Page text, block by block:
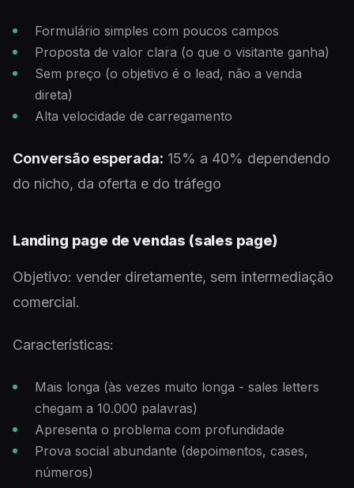
Formulário simples com poucos campos
Proposta de valor clara (o que o visitante ganha)
Sem preço (o objetivo é o lead, não a venda
direta)
Alta velocidade de carregamento
Conversão esperada: 15% a 40% dependendo
do nicho, da oferta e do tráfego
Landing page de vendas (sales page)
Objetivo: vender diretamente, sem intermediação
comercial.
Características:
Mais longa (às vezes muito longa - sales letters
chegam a 10.000 palavras)
Apresenta o problema com profundidade
Prova social abundante (depoimentos, cases,
números)